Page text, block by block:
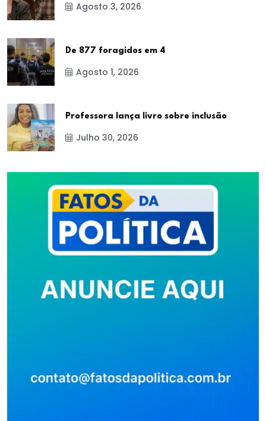
Agosto 3, 2026
De 877 foragidos em 4
Agosto 1, 2026
Professora lança livro sobre inclusão
Julho 30, 2026